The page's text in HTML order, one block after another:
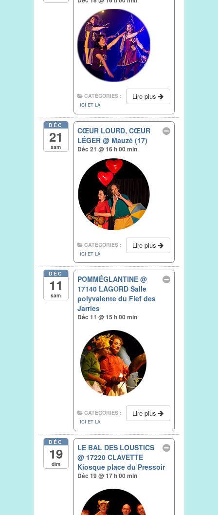
Lire plus
CATÉGORIES :
ICI ET LA
DÉC
21
sam
CŒUR LOURD, CŒUR
LÉGER@ Mauzé (17)
Déc 21 @ 16 h 00 min
Lire plus
CATÉGORIES :
ICI ET LA
DÉC
11
sam
POMMÉGLANTINE@
17140 LAGORD Salle
polyvalente du Fief des
Jarries
Déc 11 @ 15 h 00 min
Lire plus
CATÉGORIES :
ICI ET LA
DÉC
19
dim
LE BAL DES LOUSTICS
@ 17220 CLAVETTE
Kiosque place du Pressoir
Déc 19 @ 17 h 00 min